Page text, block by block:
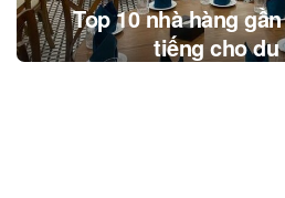
Top 10 nhà hàng
tiếng cho